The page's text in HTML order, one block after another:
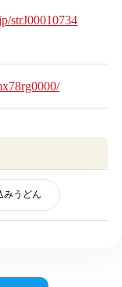
strJ00010734
みうどん